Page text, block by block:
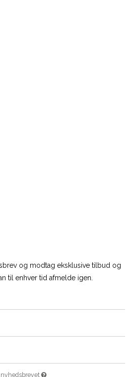
og modtag eksklusive tilbud og
til enhver tid afmelde igen.
nyhedsbrevet